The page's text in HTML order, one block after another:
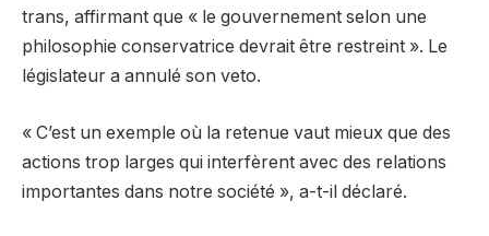
trans, affirmant que « le gouvernement selon une
philosophie conservatrice devrait être restreint ». Le
législateur a annulé son veto.
« C’est un exemple où la retenue vaut mieux que des
actions trop larges qui interfèrent avec des relations
importantes dans notre société », a-t-il déclaré.